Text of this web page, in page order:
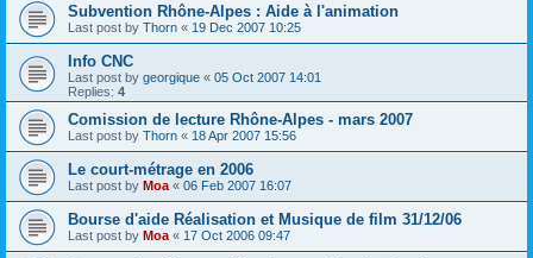
Subvention Rhône-Alpes : Aide à l'animation
Last post by Thorn « 19 Dec 2007 10:25
Info CNC
Last post by georgique « 05 Oct 2007 14:01
Replies: 4
Comission de lecture Rhône-Alpes - mars 2007
Last post by Thorn « 18 Apr 2007 15:56
Le court-métrage en 2006
Last post by Moa « 06 Feb 2007 16:07
Bourse d'aide Réalisation et Musique de film 31/12/06
Last post by Moa « 17 Oct 2006 09:47